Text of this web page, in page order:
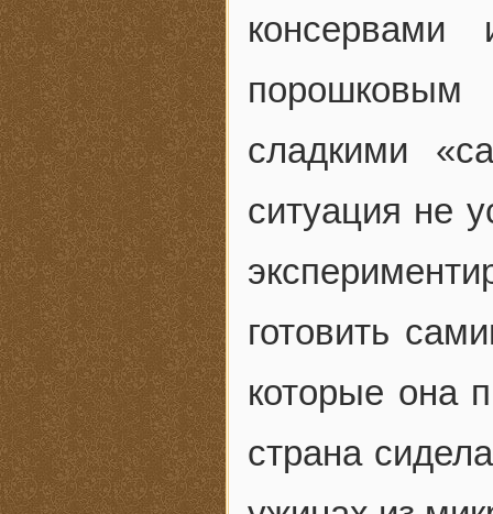
консервами
сладкими
ситуация не
готовить
которые она
страна